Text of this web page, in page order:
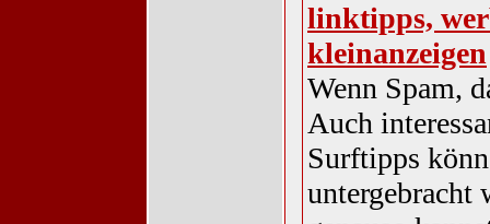
linktipps,
kleinanzeigen
Wenn Spam,
Auch
Surftipps
untergebracht